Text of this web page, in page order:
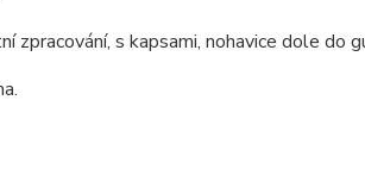
zpracování, s kapsami, nohavice dole do